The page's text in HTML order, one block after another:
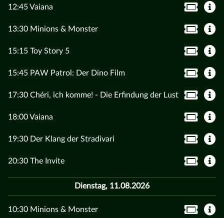
12:45 Vaiana
13:30 Minions & Monster
15:15 Toy Story 5
15:45 PAW Patrol: Der Dino Film
17:30 Chéri, ich komme! - Die Erfindung der Lust
18:00 Vaiana
19:30 Der Klang der Stradivari
20:30 The Invite
Dienstag, 11.08.2026
10:30 Minions & Monster